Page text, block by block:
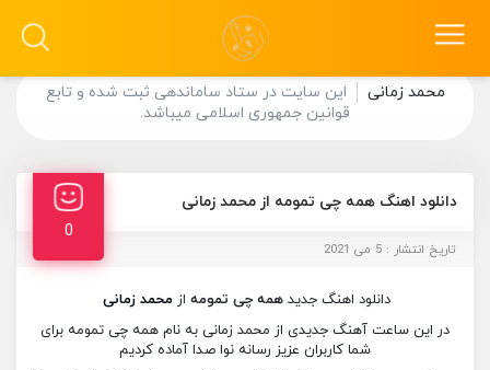
محمد زمانی
این سایت در ستاد ساماندهی ثبت شده و تابع
قوانین جمهوری اسلامی میباشد.
دانلود اهنگ همه چی تمومه از محمد زمانی
0
تاریخ انتشار : 5 می 2021
دانلود اهنگ جدیدهمه چی تمومه ازمحمد زمانی
در این ساعت آهنگ جدیدی از محمد زمانی به نام همه چی تمومه برای
شما کاربران عزیز رسانه نوا صدا آماده کردیم